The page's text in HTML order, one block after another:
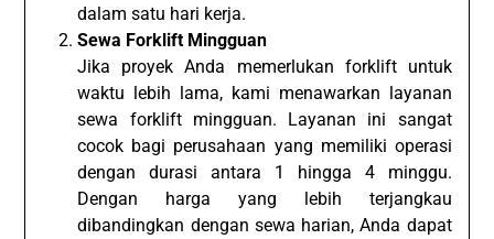
dalam satu hari kerja.
Sewa Forklift Mingguan
Jika proyek Anda memerlukan forklift untuk
waktu lebih lama, kami menawarkan layanan
sewa forklift mingguan. Layanan ini sangat
cocok bagi perusahaan yang memiliki operasi
dengan durasi antara 1 hingga 4 minggu.
Dengan harga yang lebih terjangkau
dibandingkan dengan sewa harian, Anda dapat